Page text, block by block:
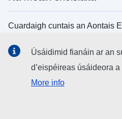
Cuardaigh cuntais an Aontais
Úsáidimid fianáin ar an
d’eispéireas úsáideora
More info